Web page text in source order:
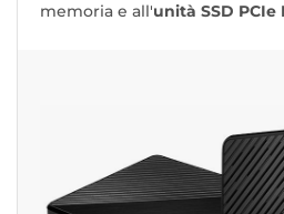
memoria e all'unità SSD PCIe